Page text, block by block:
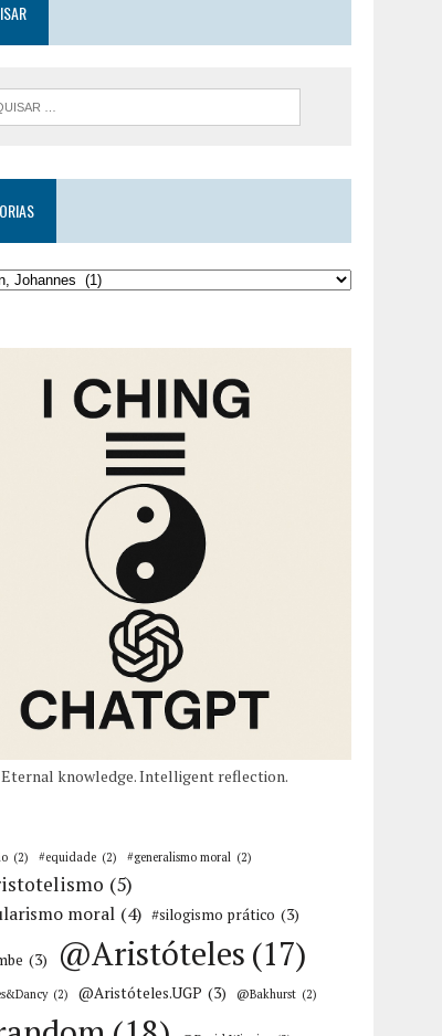
Eternal knowledge. Intelligent reflection.
(2) #equidade (2) #generalismo moral (2)
(5)
moral (4) #silogismo prático (3)
(3) @Aristóteles (17)
(2) @Aristóteles.UGP (3) @Bakhurst (2)